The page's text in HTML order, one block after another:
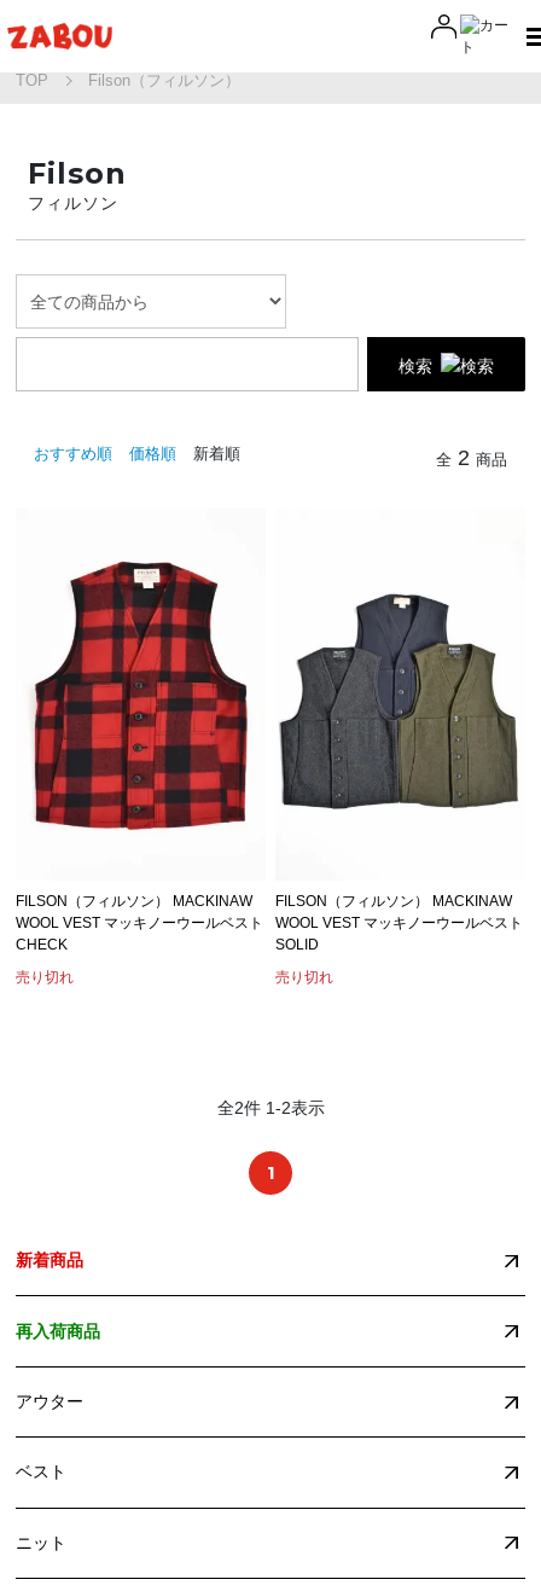
TOP Filson（フィルソン）
Filson
フィルソン
検索
おすすめ順 価格順 新着順 全 2 商品
FILSON（フィルソン） MACKINAW
WOOL VEST マッキノーウールベスト
CHECK
売り切れ
FILSON（フィルソン） MACKINAW
WOOL VEST マッキノーウールベスト
SOLID
売り切れ
全2件 1-2表示
1
新着商品
再入荷商品
アウター
ベスト
ニット